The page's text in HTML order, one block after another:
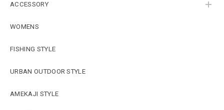
ACCESSORY
WOMENS
FISHING STYLE
URBAN OUTDOOR STYLE
AMEKAJI STYLE